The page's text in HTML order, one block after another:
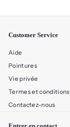
Customer Service
Aide
Pointures
Vie privée
Termes et conditions
Contactez-nous